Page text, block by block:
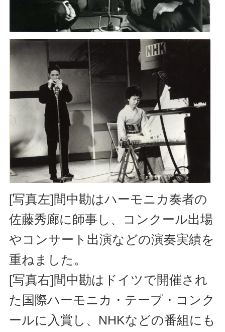
[写真左]間中勘はハーモニカ奏者の
佐藤秀廊に師事し、コンクール出場
やコンサート出演などの演奏実績を
重ねました。
[写真右]間中勘はドイツで開催され
た国際ハーモニカ・テープ・コンク
ールに入賞し、NHKなどの番組にも